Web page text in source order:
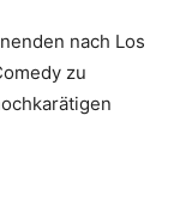
nach Los
zu